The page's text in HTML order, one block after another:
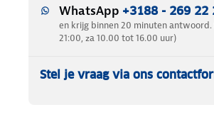
WhatsApp +3188 - 269 22
en krijg binnen 20 minuten
21:00, za 10.00 tot 16.00 uur)
Stel je vraag via ons